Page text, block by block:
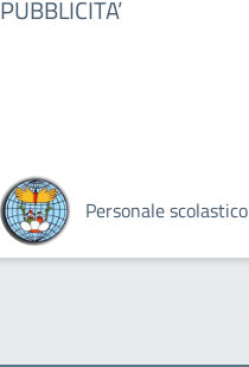
PUBBLICITA’
Personale scolastico